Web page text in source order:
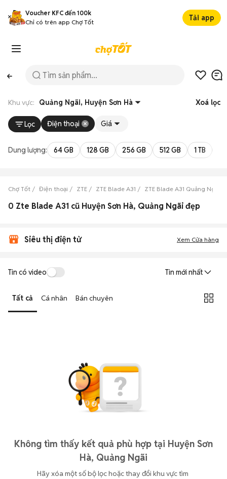
Voucher KFC đến 100k
Chỉ có trên app Chợ Tốt
Tải app
Khu vực: Quảng Ngãi, Huyện Sơn Hà Xoá lọc
Lọc Điện thoại Giá
Dung lượng: 64 GB 128 GB 256 GB 512 GB 1 TB
Chợ Tốt Điện thoại ZTE ZTE Blade A31 ZTE Blade A31 Quảng Ngãi
0 Zte Blade A31 cũ Huyện Sơn Hà, Quảng Ngãi đẹp
Siêu thị điện tử Xem Cửa hàng
Tin có video Tin mới nhất
Tất cả Cá nhân Bán chuyên
Không tìm thấy kết quả phù hợp tại Huyện Sơn
Hà, Quảng Ngãi
Hãy xóa một số bộ lọc hoặc thay đổi khu vực tìm